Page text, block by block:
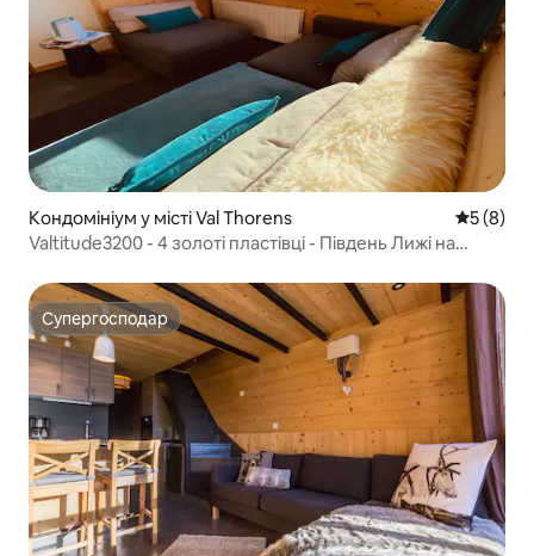
Кондомініум у місті Val Thorens Середня
5 (8)
Valtitude3200 - 4 золоті пластівці - Південь Лижі на
Супергосподар
Супергосподар